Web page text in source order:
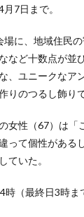
7日まで。
に、地域住民
など十数点が並
、ユニークなア
りのつるし飾り
女性（67）は「
って個性がある
ていた。
（最終日3時ま